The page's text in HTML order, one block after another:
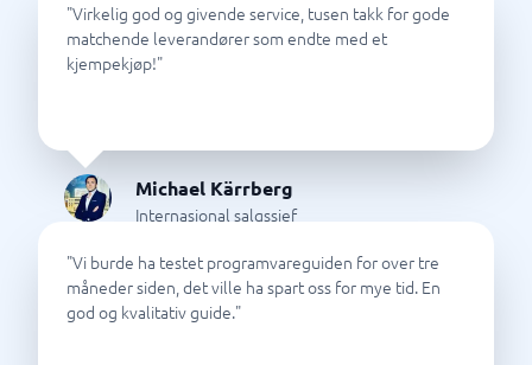
"Virkelig god og givende service, tusen takk for gode
matchende leverandører som endte med et
kjempekjøp!"
Michael Kärrberg
Internasjonal salgssjef
"Vi burde ha testet programvareguiden for over tre
måneder siden, det ville ha spart oss for mye tid. En
god og kvalitativ guide."